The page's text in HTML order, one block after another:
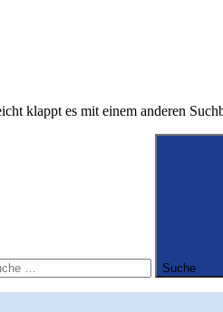
klappt es mit einem anderen
Suche